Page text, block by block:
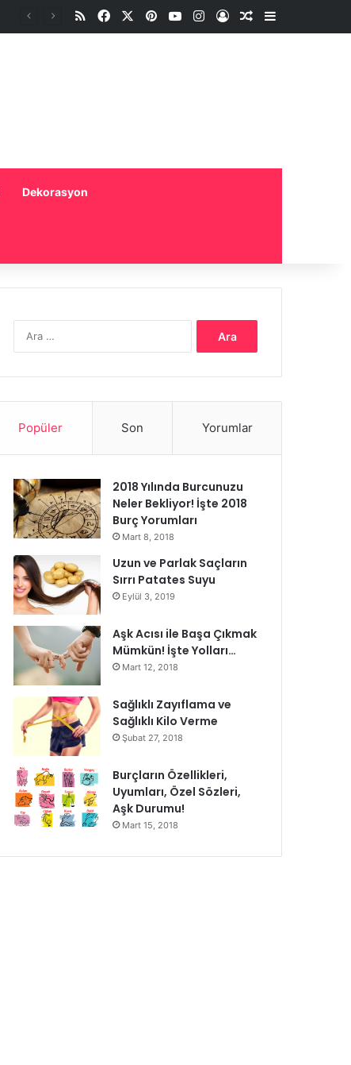
RSSFacebookPinterestYouTubeInstagramOturum aç
Rastgele Makale
Kenar
Dekorasyon
Popüler Son Yorumlar
2018 Yılında Burcunuzu
Neler Bekliyor! İşte 2018
Burç Yorumları
Mart 8, 2018
Uzun ve Parlak Saçların
Sırrı Patates Suyu
Eylül 3, 2019
Aşk Acısı ile Başa Çıkmak
Mümkün! İşte Yolları…
Mart 12, 2018
Sağlıklı Zayıflama ve
Sağlıklı Kilo Verme
Şubat 27, 2018
Burçların Özellikleri,
Uyumları, Özel Sözleri,
Aşk Durumu!
Mart 15, 2018